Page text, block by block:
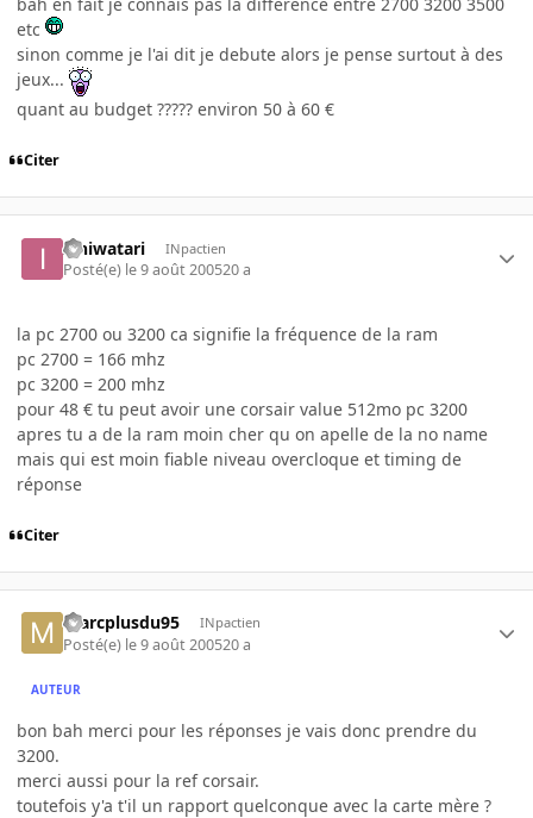
etc
sinon comme je l'ai dit je debute alors je pense surtout à des
jeux...
quant au budget ????? environ 50 à 60 €
Citer
Ishiwatari INpactien
Posté(e) le 9 août 200520 a
la pc 2700 ou 3200 ca signifie la fréquence de la ram
pc 2700 = 166 mhz
pc 3200 = 200 mhz
pour 48 € tu peut avoir une corsair value 512mo pc 3200
apres tu a de la ram moin cher qu on apelle de la no name
mais qui est moin fiable niveau overcloque et timing de
réponse
Citer
marcplusdu95 INpactien
Posté(e) le 9 août 200520 a
AUTEUR
bon bah merci pour les réponses je vais donc prendre du
3200.
merci aussi pour la ref corsair.
toutefois y'a t'il un rapport quelconque avec la carte mère ?